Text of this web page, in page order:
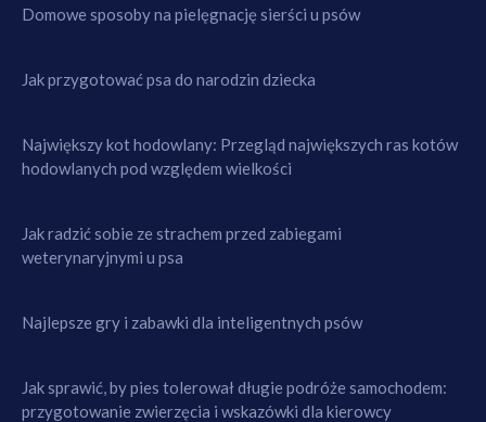
Domowe sposoby na pielęgnację sierści u psów
Jak przygotować psa do narodzin dziecka
Największy kot hodowlany: Przegląd największych ras kotów
hodowlanych pod względem wielkości
Jak radzić sobie ze strachem przed zabiegami
weterynaryjnymi u psa
Najlepsze gry i zabawki dla inteligentnych psów
Jak sprawić, by pies tolerował długie podróże samochodem:
przygotowanie zwierzęcia i wskazówki dla kierowcy